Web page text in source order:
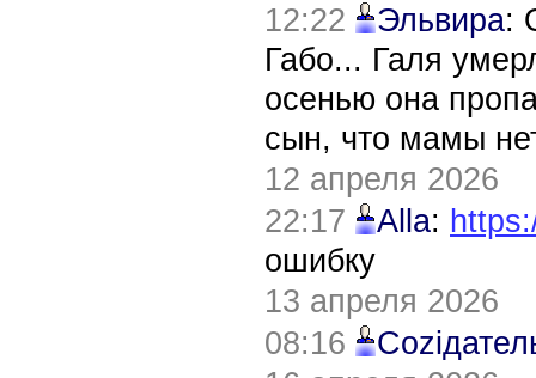
12:22
Эльвира:
Габо... Галя
осенью она
сын, что мамы
12 апреля 2026
22:17
Alla:
ошибку
13 апреля 2026
08:16